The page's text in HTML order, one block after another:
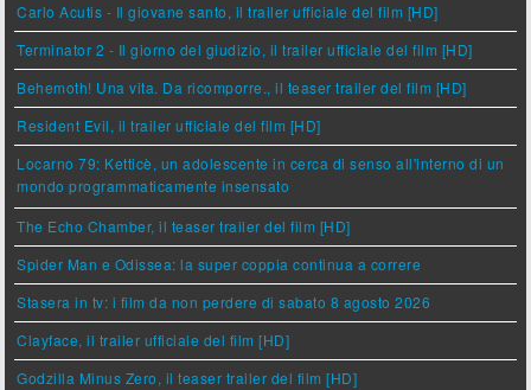
Carlo Acutis - Il giovane santo, il trailer ufficiale del film [HD]
Terminator 2 - Il giorno del giudizio, il trailer ufficiale del film [HD]
Behemoth! Una vita. Da ricomporre., il teaser trailer del film [HD]
Resident Evil, il trailer ufficiale del film [HD]
Locarno 79: Ketticè, un adolescente in cerca di senso all'interno di un
mondo programmaticamente insensato
The Echo Chamber, il teaser trailer del film [HD]
Spider Man e Odissea: la super coppia continua a correre
Stasera in tv: i film da non perdere di sabato 8 agosto 2026
Clayface, il trailer ufficiale del film [HD]
Godzilla Minus Zero, il teaser trailer del film [HD]